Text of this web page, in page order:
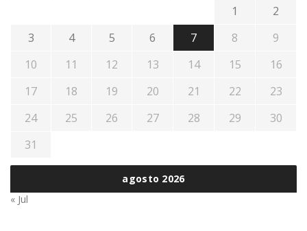
agosto 2026
1
2
3
4 5 6 7 8
9
10
11 12 13 14 15
16
17
18 19 20 21 22
23
24
25 26 27 28 29
30
31
« Jul